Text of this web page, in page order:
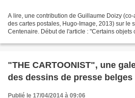
A lire, une contribution de Guillaume Doizy
des cartes postales, Hugo-Image, 2013) sur le
Centenaire. Début de l'article : "Certains objets
"THE CARTOONIST", une
des dessins de presse belges
Publié le 17/04/2014 à 09:06